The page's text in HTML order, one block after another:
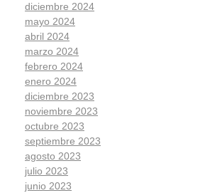
diciembre 2024
mayo 2024
abril 2024
marzo 2024
febrero 2024
enero 2024
diciembre 2023
noviembre 2023
octubre 2023
septiembre 2023
agosto 2023
julio 2023
junio 2023